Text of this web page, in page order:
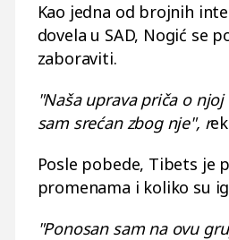
Kao jedna od brojnih
dovela u SAD, Nogić se
zaboraviti.
"Naša uprava priča o
sam srećan zbog nje", r
Posle pobede, Tibets je
promenama i koliko su
"Ponosan sam na ovu